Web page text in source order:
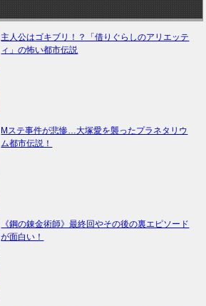
主人公はゴキブリ！？「借りぐらしのアリエッテ
ィ」の怖い都市伝説
Mステ事件が悲惨…大塚愛を襲ったプラネタリウ
ム都市伝説！
《鋼の錬金術師》最終回やその後の裏エピソード
が面白い！